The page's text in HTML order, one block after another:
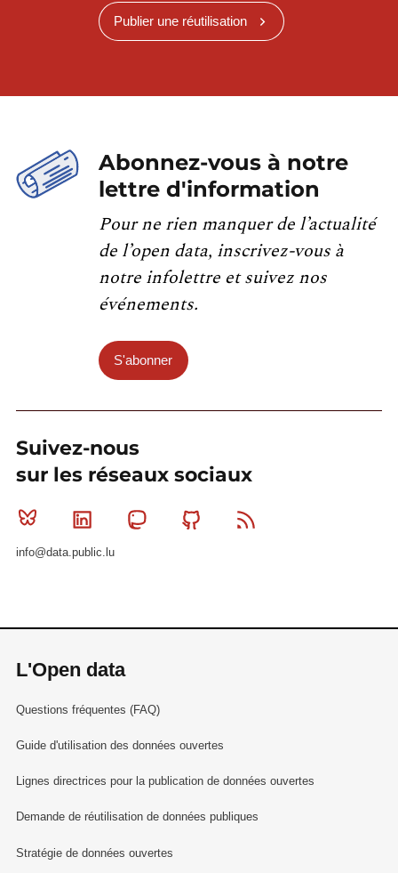
Publier une réutilisation
Abonnez-vous à notre
lettre d'information
Pour ne rien manquer de l’actualité
de l’open data, inscrivez-vous à
notre infolettre et suivez nos
événements.
S'abonner
Suivez-nous
sur les réseaux sociaux
Bluesky Linkedin MastodonGithub
info@data.public.lu
L'Open data
Questions fréquentes (FAQ)
Guide d'utilisation des données ouvertes
Lignes directrices pour la publication de données ouvertes
Demande de réutilisation de données publiques
Stratégie de données ouvertes